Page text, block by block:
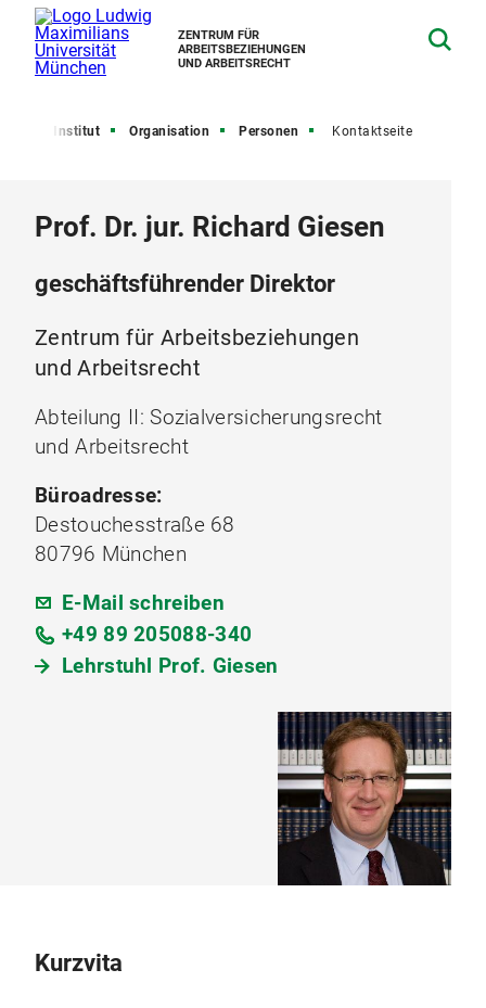
ZENTRUM FÜR
ARBEITSBEZIEHUNGEN
UND ARBEITSRECHT
Institut Organisation Personen Kontaktseite
Prof. Dr. jur. Richard Giesen
geschäftsführender Direktor
Zentrum für Arbeitsbeziehungen
und Arbeitsrecht
Abteilung II: Sozialversicherungsrecht
und Arbeitsrecht
Büroadresse:
Destouchesstraße 68
80796 München
E-Mail schreiben
+49 89 205088-340
Lehrstuhl Prof. Giesen
Kurzvita